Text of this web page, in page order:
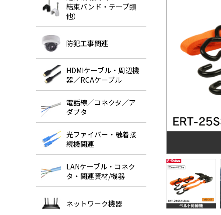
結束バンド・テープ類
他）
防犯工事関連
HDMIケーブル・周辺機
器／RCAケーブル
電話線／コネクタ／ア
ダプタ
光ファイバー・融着接
続機関連
LANケーブル・コネク
タ・関連資材/機器
ネットワーク機器